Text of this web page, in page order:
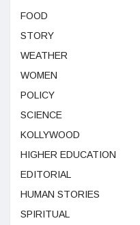
FOOD
STORY
WEATHER
WOMEN
POLICY
SCIENCE
KOLLYWOOD
HIGHER EDUCATION
EDITORIAL
HUMAN STORIES
SPIRITUAL